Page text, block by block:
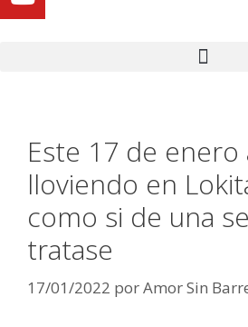
Este 17 de enero
lloviendo en
como si de una
tratase
17/01/2022 porAmor Sin